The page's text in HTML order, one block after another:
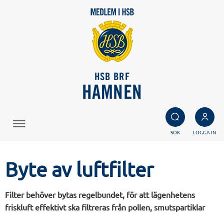
HSB BRF
HAMNEN
SÖK LOGGA IN
Byte av luftfilter
Filter behöver bytas regelbundet, för att lägenhetens
friskluft effektivt ska filtreras från pollen, smutspartiklar